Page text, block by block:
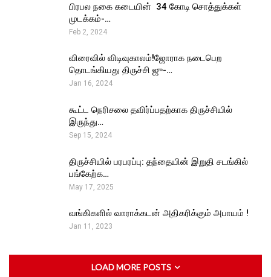
பிரபல நகை கடையின் ₹ 34 கோடி சொத்துக்கள்
முடக்கம்-…
Feb 2, 2024
விரைவில் விடிவுகாலம்!ஜோராக நடைபெற
தொடங்கியது திருச்சி ஜு-…
Jan 16, 2024
கூட்ட நெரிசலை தவிர்ப்பதற்காக திருச்சியில்
இருந்து…
Sep 15, 2024
திருச்சியில் பரபரப்பு: தந்தையின் இறுதி சடங்கில்
பங்கேற்க…
May 17, 2025
வங்கிகளில் வாராக்கடன் அதிகரிக்கும் அபாயம் !
Jan 11, 2023
LOAD MORE POSTS